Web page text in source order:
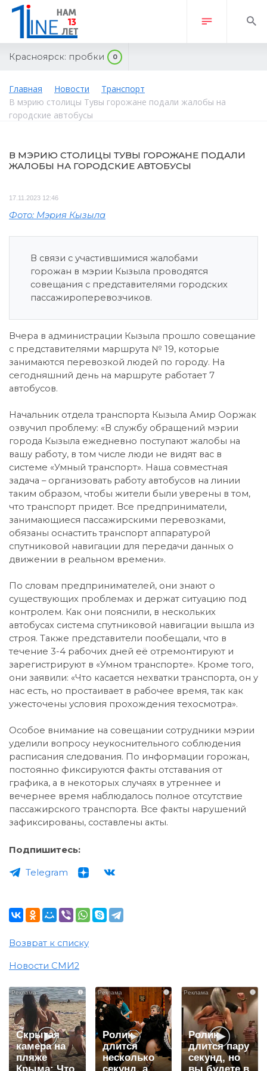
Красноярск: пробки 0
Главная Новости
Транспорт
В мэрию столицы Тувы горожане подали жалобы на
городские автобусы
В МЭРИЮ СТОЛИЦЫ ТУВЫ ГОРОЖАНЕ ПОДАЛИ
ЖАЛОБЫ НА ГОРОДСКИЕ АВТОБУСЫ
17.11.2023 12:46
Фото: Мэрия Кызыла
В связи с участившимися жалобами
горожан в мэрии Кызыла проводятся
совещания с представителями городских
пассажироперевозчиков.
Вчера в администрации Кызыла прошло совещание
с представителями маршрута № 19, которые
занимаются перевозкой людей по городу. На
сегодняшний день на маршруте работает 7
автобусов.
Начальник отдела транспорта Кызыла Амир Ооржак
озвучил проблему: «В службу обращений мэрии
города Кызыла ежедневно поступают жалобы на
вашу работу, в том числе люди не видят вас в
системе «Умный транспорт». Наша совместная
задача – организовать работу автобусов на линии
таким образом, чтобы жители были уверены в том,
что транспорт придет. Все предприниматели,
занимающиеся пассажирскими перевозками,
обязаны оснастить транспорт аппаратурой
спутниковой навигации для передачи данных о
движении в реальном времени».
По словам предпринимателей, они знают о
существующих проблемах и держат ситуацию под
контролем. Как они пояснили, в нескольких
автобусах система спутниковой навигации вышла из
строя. Также представители пообещали, что в
течение 3-4 рабочих дней её отремонтируют и
зарегистрируют в «Умном транспорте». Кроме того,
они заявили: «Что касается нехватки транспорта, он у
нас есть, но простаивает в рабочее время, так как
ужесточены условия прохождения техосмотра».
Особое внимание на совещании сотрудники мэрии
уделили вопросу неукоснительного соблюдения
расписания следования. По информации горожан,
постоянно фиксируются факты отставания от
графика, а в некоторых случаях в утреннее и
вечернее время наблюдалось полное отсутствие
пассажирского транспорта. Все факты нарушений
зафиксированы, составлены акты.
Подпишитесь:
Telegram
Возврат к списку
Новости СМИ2
i
Скрытая
камера на
пляже
i
Ролик
длится
несколько
i
Ролик
длится пару
секунд, но